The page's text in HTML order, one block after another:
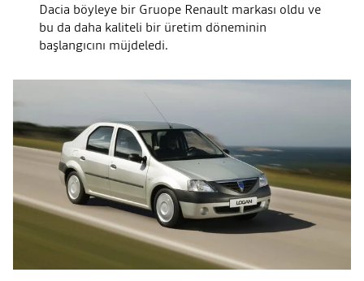
Dacia böyleye bir Gruope Renault markası oldu ve
bu da daha kaliteli bir üretim döneminin
başlangıcını müjdeledi.